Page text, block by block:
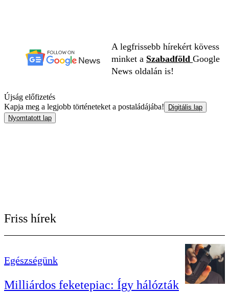
A legfrissebb hírekért kövess
minket a Szabadföld Google
News oldalán is!
Újság előfizetés
Kapja meg a legjobb történeteket a postaládájába!
Digitális lap
Nyomtatott lap
Friss hírek
Egészségünk
Milliárdos feketepiac: Így hálózták